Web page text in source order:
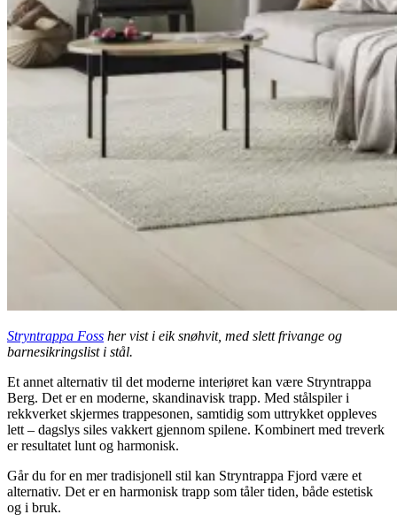
Stryntrappa Foss her vist i eik snøhvit, med slett frivange og
barnesikringslist i stål.
Et annet alternativ til det moderne interiøret kan være Stryntrappa
Berg. Det er en moderne, skandinavisk trapp. Med stålspiler i
rekkverket skjermes trappesonen, samtidig som uttrykket oppleves
lett – dagslys siles vakkert gjennom spilene. Kombinert med treverk
er resultatet lunt og harmonisk.
Går du for en mer tradisjonell stil kan Stryntrappa Fjord være et
alternativ. Det er en harmonisk trapp som tåler tiden, både estetisk
og i bruk.